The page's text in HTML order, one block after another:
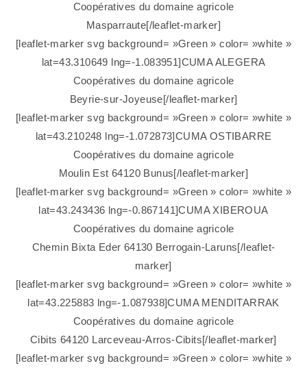
Coopératives du domaine agricole
Masparraute[/leaflet-marker]
[leaflet-marker svg background= »Green » color= »white »
lat=43.310649 lng=-1.083951]CUMA ALEGERA
Coopératives du domaine agricole
Beyrie-sur-Joyeuse[/leaflet-marker]
[leaflet-marker svg background= »Green » color= »white »
lat=43.210248 lng=-1.072873]CUMA OSTIBARRE
Coopératives du domaine agricole
Moulin Est 64120 Bunus[/leaflet-marker]
[leaflet-marker svg background= »Green » color= »white »
lat=43.243436 lng=-0.867141]CUMA XIBEROUA
Coopératives du domaine agricole
Chemin Bixta Eder 64130 Berrogain-Laruns[/leaflet-
marker]
[leaflet-marker svg background= »Green » color= »white »
lat=43.225883 lng=-1.087938]CUMA MENDITARRAK
Coopératives du domaine agricole
Cibits 64120 Larceveau-Arros-Cibits[/leaflet-marker]
[leaflet-marker svg background= »Green » color= »white »